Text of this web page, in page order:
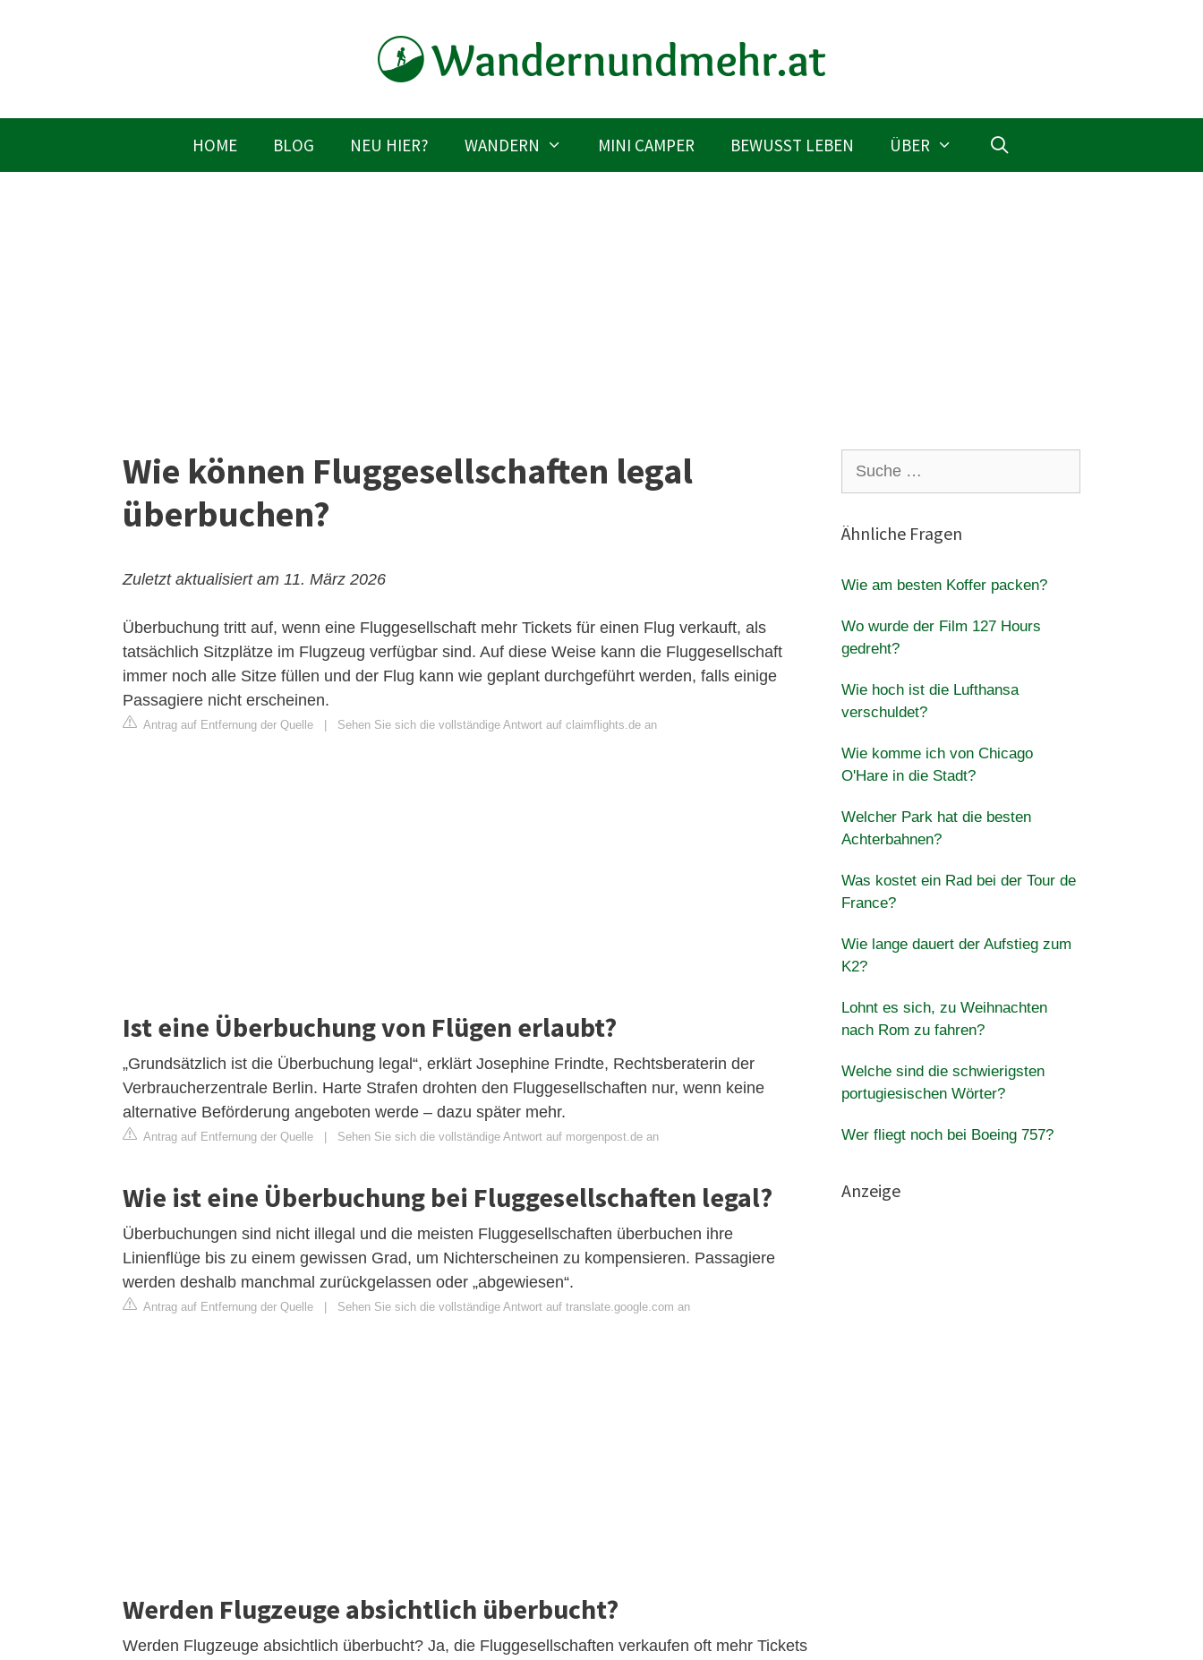
HOME BLOG NEU HIER? WANDERN MINI CAMPER BEWUSST LEBEN ÜBER
Wie können Fluggesellschaften legal
überbuchen?
Zuletzt aktualisiert am 11. März 2026
Überbuchung tritt auf, wenn eine Fluggesellschaft mehr Tickets für einen Flug verkauft, als
tatsächlich Sitzplätze im Flugzeug verfügbar sind. Auf diese Weise kann die Fluggesellschaft
immer noch alle Sitze füllen und der Flug kann wie geplant durchgeführt werden, falls einige
Passagiere nicht erscheinen.
Antrag auf Entfernung der Quelle Sehen Sie sich die vollständige Antwort auf claimflights.de an
Ist eine Überbuchung von Flügen erlaubt?
„Grundsätzlich ist die Überbuchung legal“, erklärt Josephine Frindte, Rechtsberaterin der
Verbraucherzentrale Berlin. Harte Strafen drohten den Fluggesellschaften nur, wenn keine
alternative Beförderung angeboten werde – dazu später mehr.
Antrag auf Entfernung der Quelle Sehen Sie sich die vollständige Antwort auf morgenpost.de an
Wie ist eine Überbuchung bei Fluggesellschaften legal?
Überbuchungen sind nicht illegal und die meisten Fluggesellschaften überbuchen ihre
Linienflüge bis zu einem gewissen Grad, um Nichterscheinen zu kompensieren. Passagiere
werden deshalb manchmal zurückgelassen oder „abgewiesen“.
Antrag auf Entfernung der Quelle Sehen Sie sich die vollständige Antwort auf translate.google.com an
Werden Flugzeuge absichtlich überbucht?
Werden Flugzeuge absichtlich überbucht? Ja, die Fluggesellschaften verkaufen oft mehr Tickets
nach:
Ähnliche Fragen
Wie am besten Koffer packen?
Wo wurde der Film 127 Hours
gedreht?
Wie hoch ist die Lufthansa
verschuldet?
Wie komme ich von Chicago
O'Hare in die Stadt?
Welcher Park hat die besten
Achterbahnen?
Was kostet ein Rad bei der Tour de
France?
Wie lange dauert der Aufstieg zum
K2?
Lohnt es sich, zu Weihnachten
nach Rom zu fahren?
Welche sind die schwierigsten
portugiesischen Wörter?
Wer fliegt noch bei Boeing 757?
Anzeige